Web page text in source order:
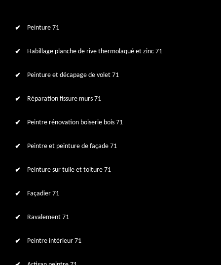
Peinture 71
Habillage planche de rive thermolaqué et zinc 71
Peinture et décapage de volet 71
Réparation fissure murs 71
Peintre rénovation boiserie bois 71
Peintre et peinture de façade 71
Peinture sur tuile et toiture 71
Façadier 71
Ravalement 71
Peintre intérieur 71